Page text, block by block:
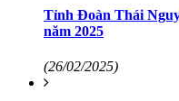
Tỉnh Đoàn Thái
năm 2025
(26/02/2025)